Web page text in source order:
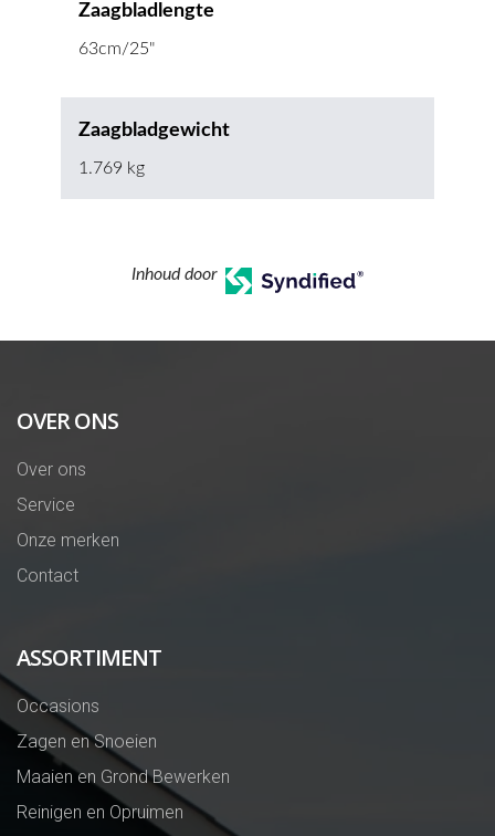
Zaagbladlengte
63cm/25"
Zaagbladgewicht
1.769 kg
Inhoud door
OVER ONS
Over ons
Service
Onze merken
Contact
ASSORTIMENT
Occasions
Zagen en Snoeien
Maaien en Grond Bewerken
Reinigen en Opruimen